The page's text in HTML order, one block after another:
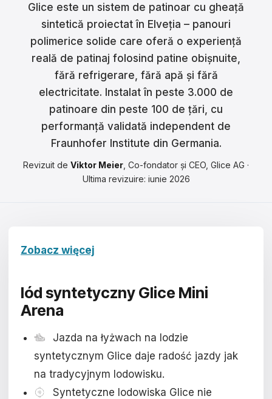
Español
Português
Dansk
Svenska
Norsk
Hrvatski
日本語
한국어
中文
Русский
Glice este un sistem de patinoar cu gheață
sintetică proiectat în Elveția – panouri
polimerice solide care oferă o experiență
reală de patinaj folosind patine obișnuite,
fără refrigerare, fără apă și fără
electricitate. Instalat în peste 3.000 de
patinoare din peste 100 de țări, cu
performanță validată independent de
Fraunhofer Institute din Germania.
Revizuit de Viktor Meier , Co-fondator și CEO, Glice AG ·
Ultima revizuire: iunie 2026
Zobacz więcej
lód syntetyczny Glice Mini
Arena
Jazda na łyżwach na lodzie
syntetycznym Glice daje radość jazdy jak
na tradycyjnym lodowisku.
Syntetyczne lodowiska Glice nie